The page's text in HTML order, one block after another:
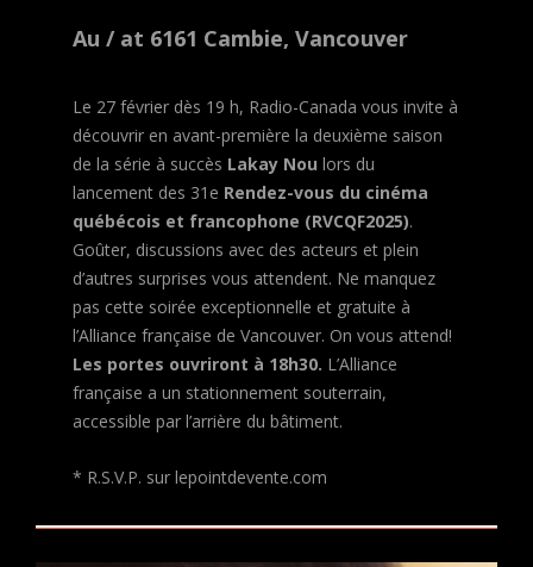
Au / at 6161 Cambie, Vancouver
Le 27 février dès 19 h, Radio-Canada vous invite à
découvrir en avant-première la deuxième saison
de la série à succès Lakay Nou lors du
lancement des 31e Rendez-vous du cinéma
québécois et francophone (RVCQF2025).
Goûter, discussions avec des acteurs et plein
d’autres surprises vous attendent. Ne manquez
pas cette soirée exceptionnelle et gratuite à
l’Alliance française de Vancouver. On vous attend!
Les portes ouvriront à 18h30. L’Alliance
française a un stationnement souterrain,
accessible par l’arrière du bâtiment.
* R.S.V.P. sur lepointdevente.com